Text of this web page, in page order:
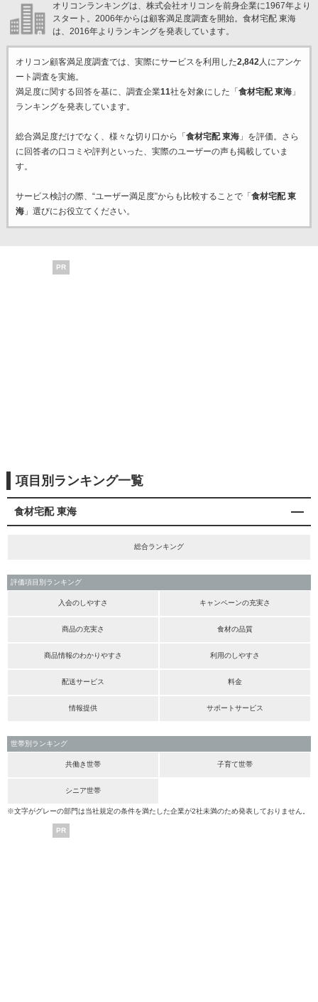
オリコンランキングは、株式会社オリコンを前身企業に1967年より
スタート。2006年からは顧客満足度調査を開始。食材宅配 東海
は、2016年よりランキングを発表しています。
オリコン顧客満足度調査では、実際にサービスを利用した2,842人にアンケ
ート調査を実施。
満足度に関する回答を基に、調査企業11社を対象にした「 食材宅配 東海」
ランキングを発表しています。
総合満足度だけでなく、様々な切り口から「 食材宅配 東海」を評価。さら
に回答者の口コミや評判といった、実際のユーザーの声も掲載していま
す。
サービス検討の際、“ユーザー満足度”からも比較することで「 食材宅配 東
海」選びにお役立てください。
PR
項目別ランキング一覧
食材宅配 東海
総合ランキング
評価項目別ランキング
入会のしやすさ キャンペーンの充実さ
商品の充実さ 食材の品質
商品情報のわかりやすさ 利用のしやすさ
配送サービス 料金
情報提供 サポートサービス
世帯別ランキング
共働き世帯 子育て世帯
シニア世帯
※文字がグレーの部門は当社規定の条件を満たした企業が2社未満のため発表しておりません。
PR